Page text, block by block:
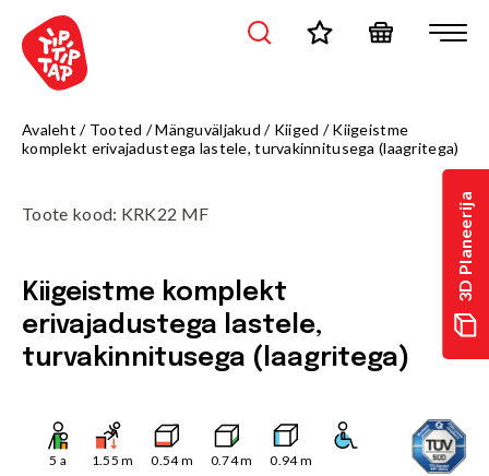
3D Planeerija
Avaleht / Tooted /Mänguväljakud / Kiiged /Kiigeistme
komplekt erivajadustega lastele, turvakinnitusega (laagritega)
Toote kood: KRK22 MF
Kiigeistme komplekt
erivajadustega lastele,
turvakinnitusega (laagritega)
5 a 1.55 m 0.54m 0.74m 0.94m